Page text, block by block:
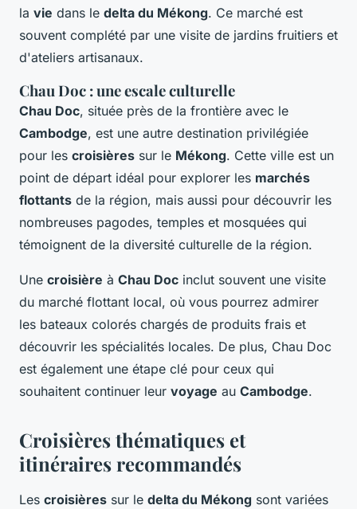
la vie dans le delta du Mékong. Ce marché est
souvent complété par une visite de jardins fruitiers et
d'ateliers artisanaux.
Chau Doc : une escale culturelle
Chau Doc, située près de la frontière avec le
Cambodge, est une autre destination privilégiée
pour les croisières sur le Mékong. Cette ville est un
point de départ idéal pour explorer les marchés
flottants de la région, mais aussi pour découvrir les
nombreuses pagodes, temples et mosquées qui
témoignent de la diversité culturelle de la région.
Une croisière à Chau Doc inclut souvent une visite
du marché flottant local, où vous pourrez admirer
les bateaux colorés chargés de produits frais et
découvrir les spécialités locales. De plus, Chau Doc
est également une étape clé pour ceux qui
souhaitent continuer leur voyage au Cambodge.
Croisières thématiques et
itinéraires recommandés
Les croisières sur le delta du Mékong sont variées